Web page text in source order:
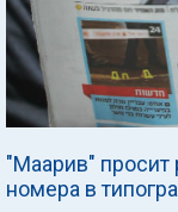
"Маарив" просит
номера в